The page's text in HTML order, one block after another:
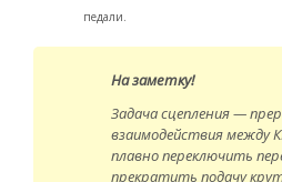
педали.
На заметку!
Задача сцепления —
взаимодействия между
плавно переключить
прекратить подачу